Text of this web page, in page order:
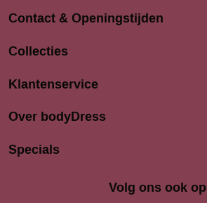
Contact & Openingstijden
Langestraat 94-96
033 4690704
Openingstijden
Maandag
Collecties
Klantenservice
Over bodyDress
Specials
Volg ons ook op